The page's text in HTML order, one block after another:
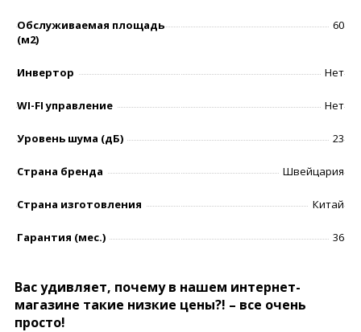
Обслуживаемая площадь
(м2)
60
Инвертор Нет
WI-FI управление Нет
Уровень шумa (дБ) 23
Страна бренда Швейцария
Страна изготовления Китай
Гарантия (мес.) 36
Вас удивляет, почему в нашем интернет-
магазине такие низкие цены?! – все очень
просто!